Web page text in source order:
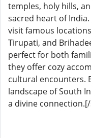
temples, holy hills,
sacred heart of
visit famous
Tirupati, and
perfect for both
they offer cozy
cultural encounters.
landscape of South
a divine